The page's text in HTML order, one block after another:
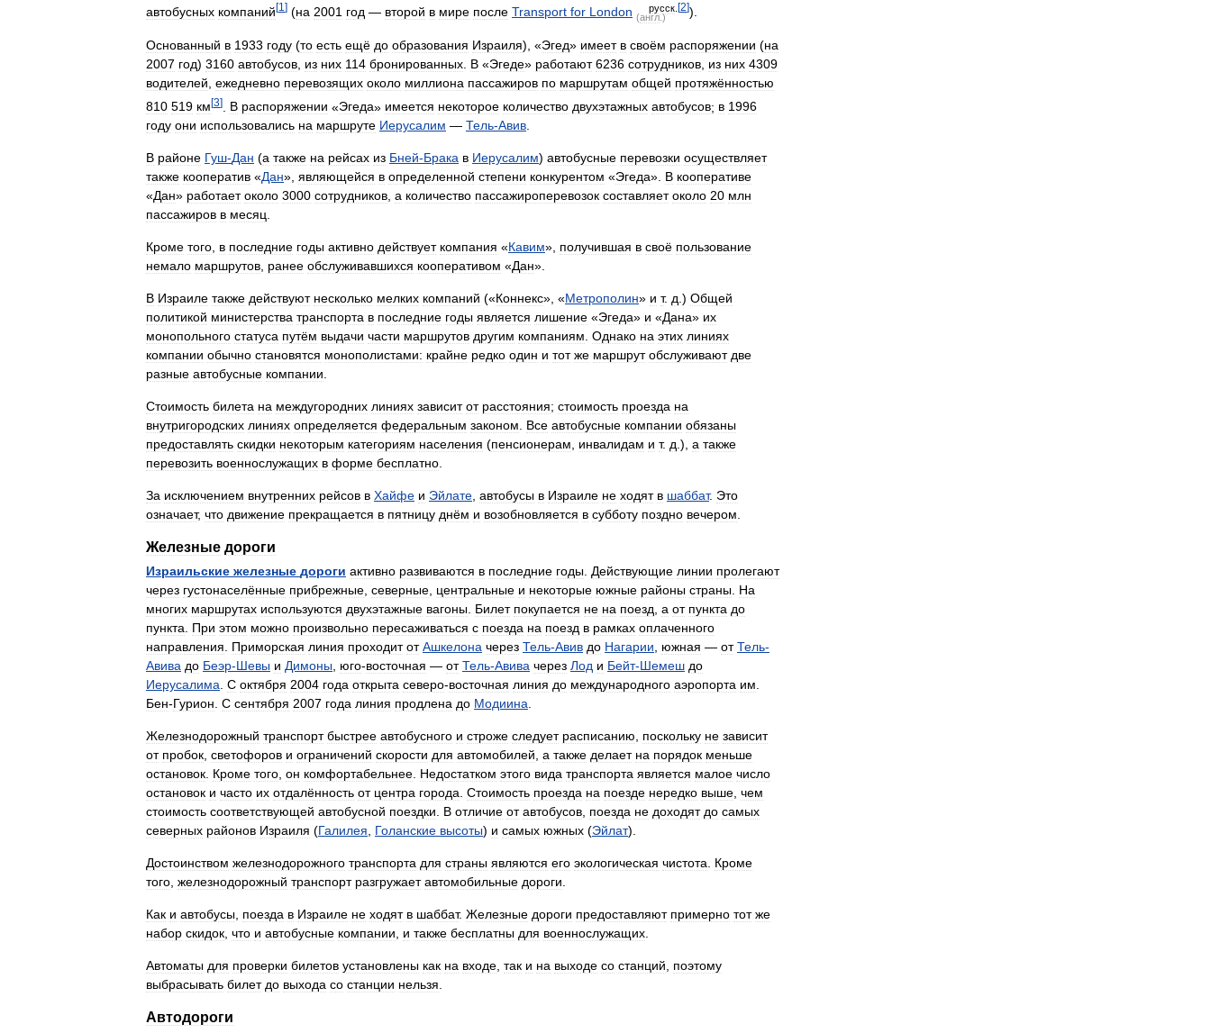
автобусных компаний[1 ] (на 2001 год — второй в мире после Transport for London (англ.)
русск. [2]).
Основанный в 1933 году (то есть ещё до образования Израиля), «Эгед» имеет в своём распоряжении (на
2007 год) 3160 автобусов из них 114 бронированных В «Эгеде» работают 6236 сотрудников из них 4309
водителей ежедневно перевозящих около миллиона пассажиров по маршрутам общей протяжённостью
810 519 км[3] В распоряжении «Эгеда» имеется некоторое количество двухэтажных автобусов; в 1996
году они использовались на маршруте Иерусалим — Тель-Авив.
В районе Гуш-Дан (а также на рейсах из Бней-Брака в Иерусалим) автобусные перевозки осуществляет
также кооператив «Дан», являющейся в определенной степени конкурентом «Эгеда». В кооперативе
«Дан» работает около 3000 сотрудников, а количество пассажироперевозок составляет около 20 млн
пассажиров в месяц.
Кроме того, в последние годы активно действует компания «Кавим», получившая в своё пользование
немало маршрутов, ранее обслуживавшихся кооперативом «Дан».
В Израиле также действуют несколько мелких компаний («Коннекс», «Метрополин» и т. д.) Общей
политикой министерства транспорта в последние годы является лишение «Эгеда» и «Дана» их
монопольного статуса путём выдачи части маршрутов другим компаниям. Однако на этих линиях
компании обычно становятся монополистами: крайне редко один и тот же маршрут обслуживают две
разные автобусные компании.
Стоимость билета на междугородних линиях зависит от расстояния; стоимость проезда на
внутригородских линиях определяется федеральным законом. Все автобусные компании обязаны
предоставлять скидки некоторым категориям населения (пенсионерам, инвалидам и т. д.), а также
перевозить военнослужащих в форме бесплатно.
За исключением внутренних рейсов в Хайфе и Эйлате, автобусы в Израиле не ходят в шаббат. Это
означает, что движение прекращается в пятницу днём и возобновляется в субботу поздно вечером.
Железные дороги
Израильские железные дороги активно развиваются в последние годы. Действующие линии пролегают
через густонаселённые прибрежные, северные, центральные и некоторые южные районы страны. На
многих маршрутах используются двухэтажные вагоны. Билет покупается не на поезд, а от пункта до
пункта. При этом можно произвольно пересаживаться с поезда на поезд в рамках оплаченного
направления. Приморская линия проходит от Ашкелона через Тель-Авив до Нагарии, южная — от Тель-
Авива до Беэр-Шевы и Димоны, юго-восточная — от Тель-Авива через Лод и Бейт-Шемеш до
Иерусалима. С октября 2004 года открыта северо-восточная линия до международного аэропорта им.
Бен-Гурион. С сентября 2007 года линия продлена до Модиина.
Железнодорожный транспорт быстрее автобусного и строже следует расписанию, поскольку не зависит
от пробок, светофоров и ограничений скорости для автомобилей, а также делает на порядок меньше
остановок. Кроме того, он комфортабельнее. Недостатком этого вида транспорта является малое число
остановок и часто их отдалённость от центра города. Стоимость проезда на поезде нередко выше, чем
стоимость соответствующей автобусной поездки. В отличие от автобусов, поезда не доходят до самых
северных районов Израиля (Галилея, Голанские высоты) и самых южных (Эйлат).
Достоинством железнодорожного транспорта для страны являются его экологическая чистота. Кроме
того, железнодорожный транспорт разгружает автомобильные дороги.
Как и автобусы, поезда в Израиле не ходят в шаббат. Железные дороги предоставляют примерно тот же
набор скидок, что и автобусные компании, и также бесплатны для военнослужащих.
Автоматы для проверки билетов установлены как на входе, так и на выходе со станций, поэтому
выбрасывать билет до выхода со станции нельзя.
Автодороги